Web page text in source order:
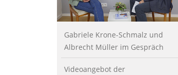
Gabriele Krone-Schmalz und
Albrecht Müller im Gespräch
Videoangebot der